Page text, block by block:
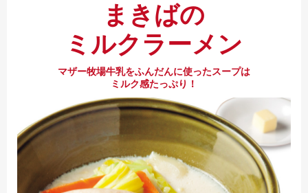
まきばの
ミルクラーメン
マザー牧場牛乳をふんだんに使ったスープは
ミルク感たっぷり！